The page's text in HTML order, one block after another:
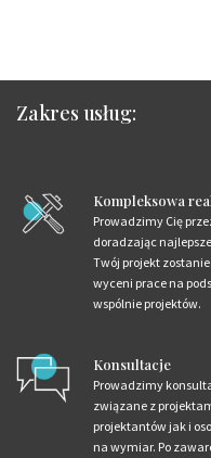
Zakres usług:
Kompleksowa
Prowadzimy Cię
doradzając
Twój projekt
wyceni prace na
wspólnie projektów.
Konsultacje
Prowadzimy
związane z
projektantów jak i
na wymiar. Po